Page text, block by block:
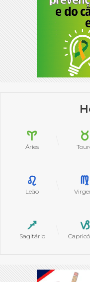
Áries
Leão
Sagitário